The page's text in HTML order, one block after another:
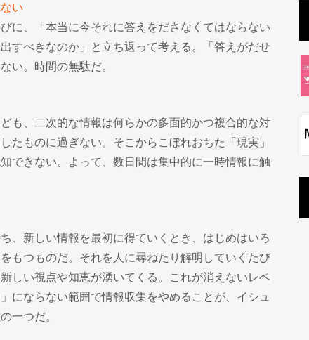
い
に、「本当に今それに答えをださなくてはならない
すべきなのか」と立ち返って考える。「答えがだせ
い。時間の無駄だ。
も、二次的な情報は何らかの多面的かつ複合的な対
たものに過ぎない。そこからこぼれおちた「現実」
できない。よって、数日間は集中的に一時情報に触
、新しい情報を最初に得ていくとき、はじめはいろ
もつものだ。それを人に尋ねたり解明していくたび
しい視点や知恵が湧いてくる。これが消えないレベ
にならない範囲で情報収集をやめることが、イシュ
一つだ。